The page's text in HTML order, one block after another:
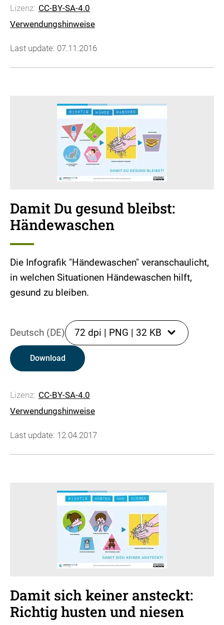
Lizenz: CC-BY-SA-4.0
Verwendungshinweise
Last update: 07.11.2016
Damit Du gesund bleibst:
Händewaschen
Die Infografik "Händewaschen" veranschaulicht,
in welchen Situationen Händewaschen hilft,
gesund zu bleiben.
Deutsch (DE) 72 dpi | PNG | 32 KB
Download
Lizenz: CC-BY-SA-4.0
Verwendungshinweise
Last update: 12.04.2017
Damit sich keiner ansteckt:
Richtig husten und niesen